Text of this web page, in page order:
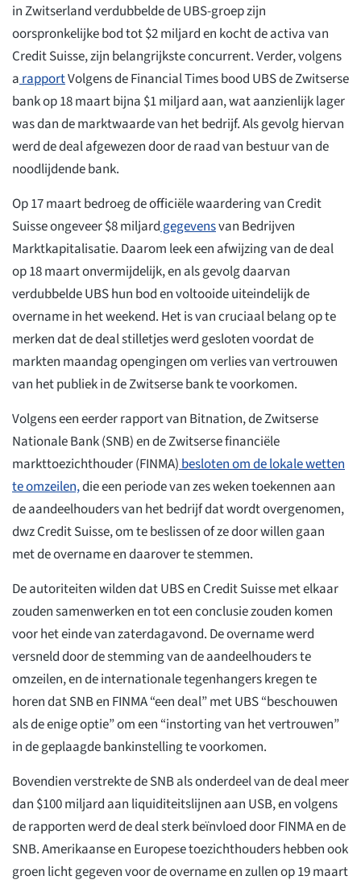
in Zwitserland verdubbelde de UBS-groep zijn
oorspronkelijke bod tot $2 miljard en kocht de activa van
Credit Suisse, zijn belangrijkste concurrent. Verder, volgens
arapportVolgens de Financial Times bood UBS de Zwitserse
bank op 18 maart bijna $1 miljard aan, wat aanzienlijk lager
was dan de marktwaarde van het bedrijf. Als gevolg hiervan
werd de deal afgewezen door de raad van bestuur van de
noodlijdende bank.
Op 17 maart bedroeg de officiële waardering van Credit
Suisse ongeveer $8 miljardgegevensvan Bedrijven
Marktkapitalisatie. Daarom leek een afwijzing van de deal
op 18 maart onvermijdelijk, en als gevolg daarvan
verdubbelde UBS hun bod en voltooide uiteindelijk de
overname in het weekend. Het is van cruciaal belang op te
merken dat de deal stilletjes werd gesloten voordat de
markten maandag opengingen om verlies van vertrouwen
van het publiek in de Zwitserse bank te voorkomen.
Volgens een eerder rapport van Bitnation, de Zwitserse
Nationale Bank (SNB) en de Zwitserse financiële
markttoezichthouder (FINMA)besloten om de lokale wetten
te omzeilen,die een periode van zes weken toekennen aan
de aandeelhouders van het bedrijf dat wordt overgenomen,
dwz Credit Suisse, om te beslissen of ze door willen gaan
met de overname en daarover te stemmen.
De autoriteiten wilden dat UBS en Credit Suisse met elkaar
zouden samenwerken en tot een conclusie zouden komen
voor het einde van zaterdagavond. De overname werd
versneld door de stemming van de aandeelhouders te
omzeilen, en de internationale tegenhangers kregen te
horen dat SNB en FINMA “een deal” met UBS “beschouwen
als de enige optie” om een “instorting van het vertrouwen”
in de geplaagde bankinstelling te voorkomen.
Bovendien verstrekte de SNB als onderdeel van de deal meer
dan $100 miljard aan liquiditeitslijnen aan USB, en volgens
de rapporten werd de deal sterk beïnvloed door FINMA en de
SNB. Amerikaanse en Europese toezichthouders hebben ook
groen licht gegeven voor de overname en zullen op 19 maart